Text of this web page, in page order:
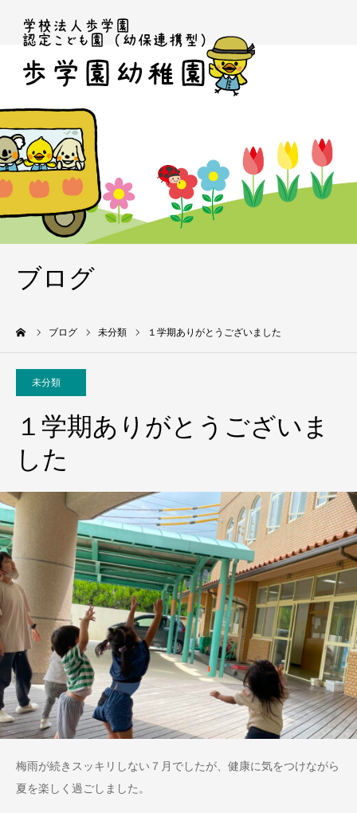
ブログ
ブログ 未分類 １学期ありがとうございました
未分類
１学期ありがとうございま
した
梅雨が続きスッキリしない７月でしたが、健康に気をつけながら
夏を楽しく過ごしました。